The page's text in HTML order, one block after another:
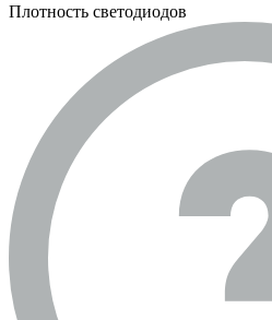
Плотность светодиодов